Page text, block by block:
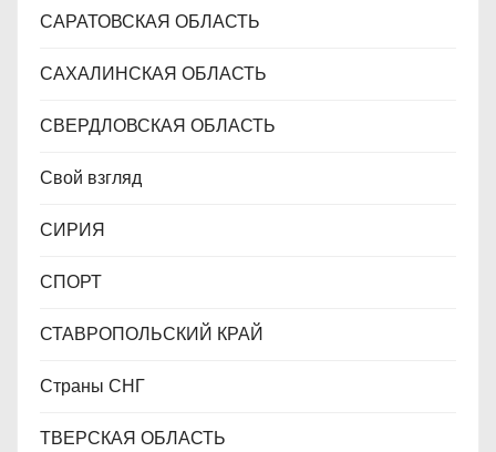
САРАТОВСКАЯ ОБЛАСТЬ
САХАЛИНСКАЯ ОБЛАСТЬ
СВЕРДЛОВСКАЯ ОБЛАСТЬ
Свой взгляд
СИРИЯ
СПОРТ
СТАВРОПОЛЬСКИЙ КРАЙ
Страны СНГ
ТВЕРСКАЯ ОБЛАСТЬ